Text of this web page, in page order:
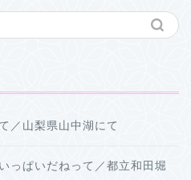
／山梨県山中湖にて
っぱいだねって／都立和田堀